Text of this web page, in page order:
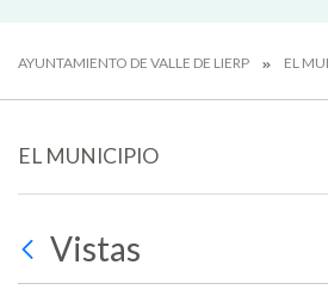
AYUNTAMIENTO DE VALLE DE LIERP EL
EL MUNICIPIO
Vistas